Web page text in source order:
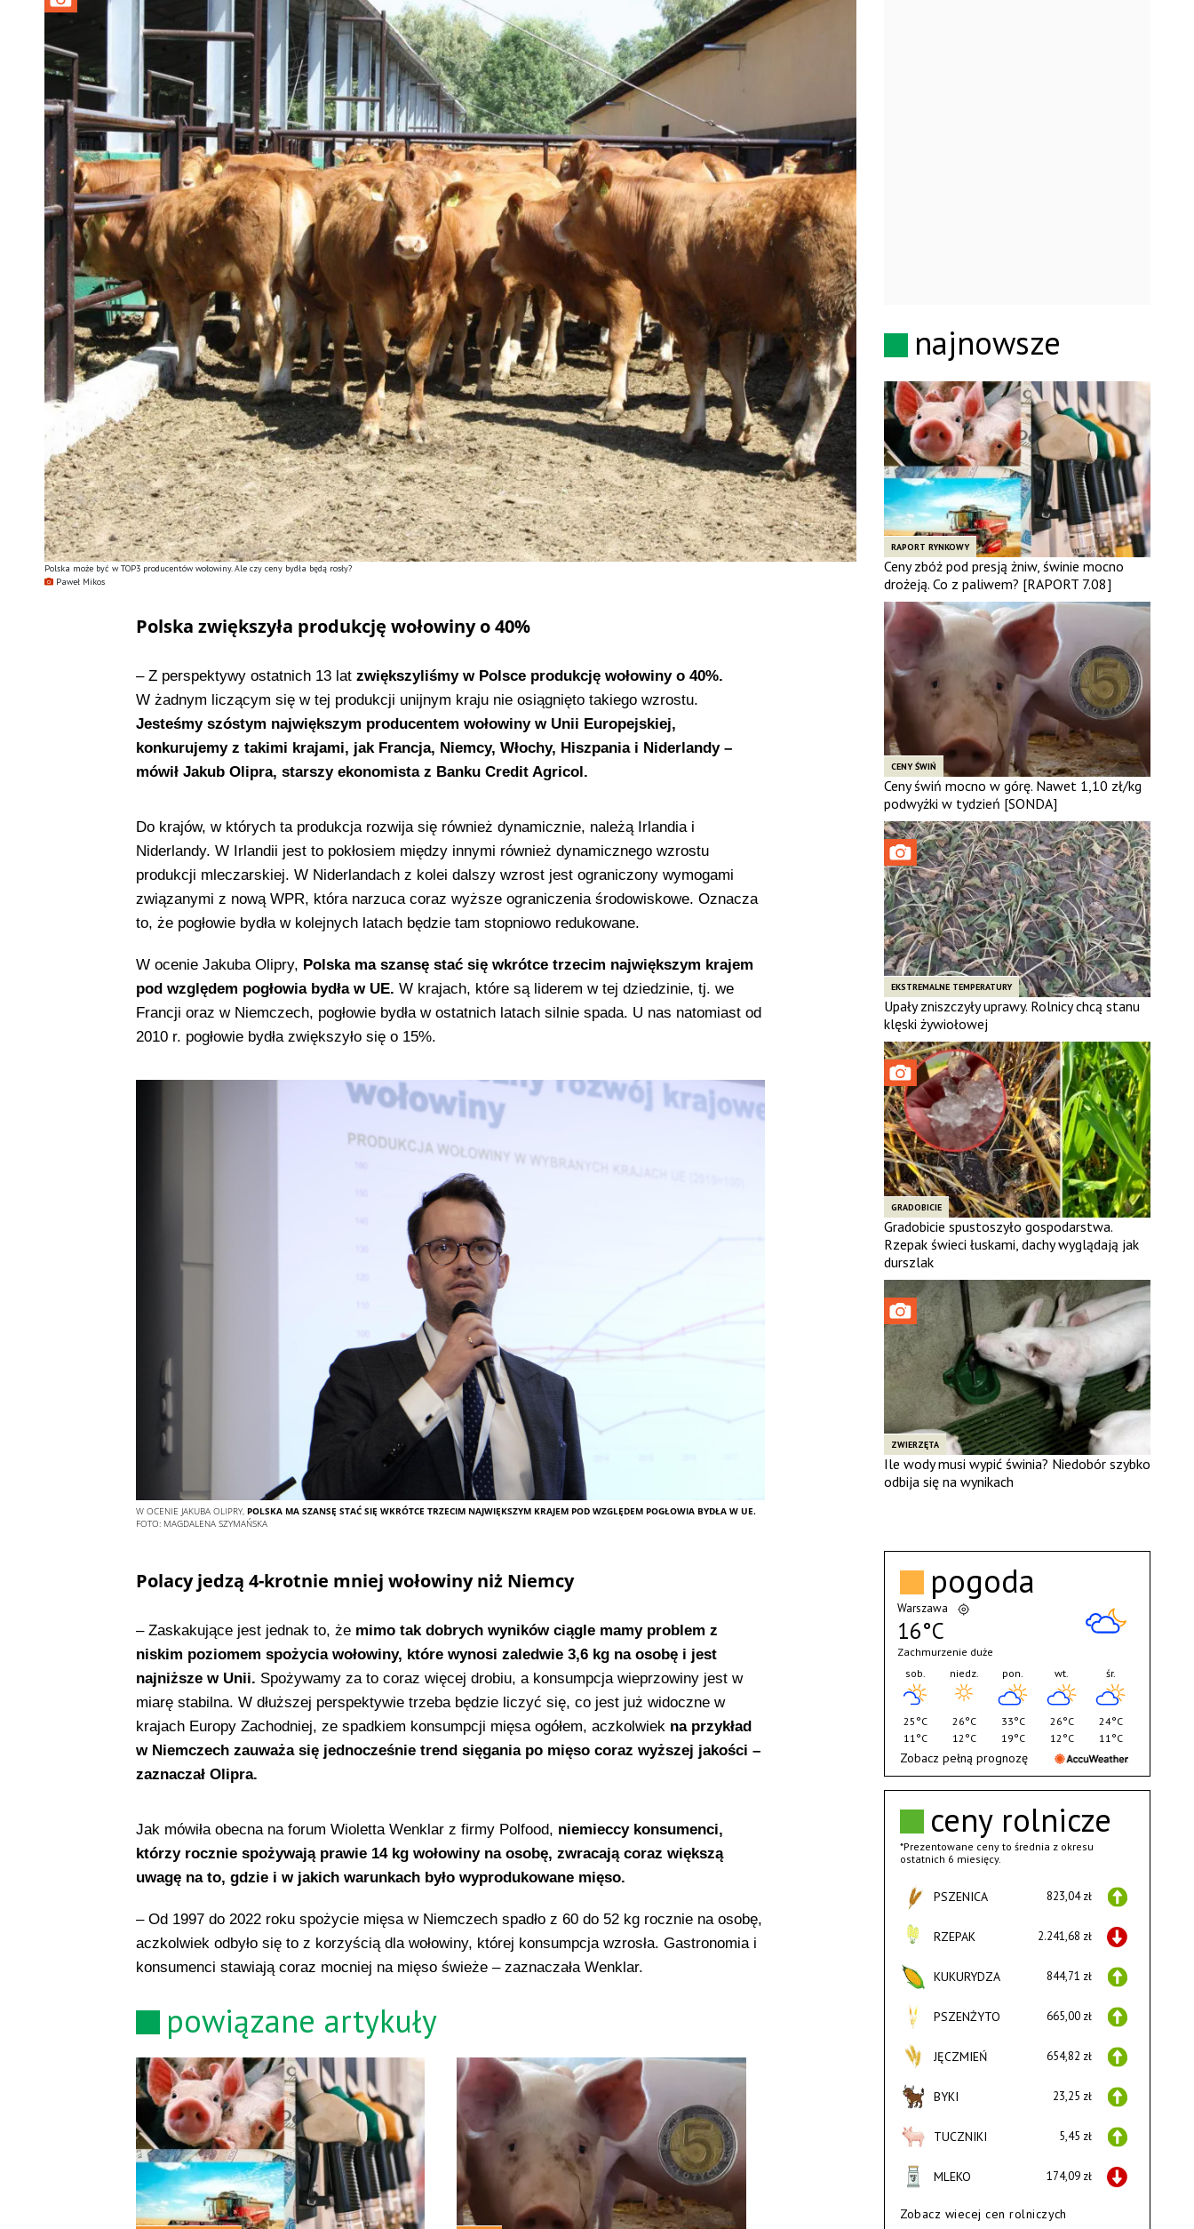
Polska może być w TOP3 producentów wołowiny. Ale czy ceny bydła będą rosły?
Paweł Mikos
Polska zwiększyła produkcję wołowiny o 40%
– Z perspektywy ostatnich 13 lat zwiększyliśmy w Polsce produkcję wołowiny o 40%.
W żadnym liczącym się w tej produkcji unijnym kraju nie osiągnięto takiego wzrostu.
Jesteśmy szóstym największym producentem wołowiny w Unii Europejskiej,
konkurujemy z takimi krajami, jak Francja, Niemcy, Włochy, Hiszpania i Niderlandy –
mówił Jakub Olipra, starszy ekonomista z Banku Credit Agricol.
Do krajów, w których ta produkcja rozwija się również dynamicznie, należą Irlandia i
Niderlandy. W Irlandii jest to pokłosiem między innymi również dynamicznego wzrostu
produkcji mleczarskiej. W Niderlandach z kolei dalszy wzrost jest ograniczony wymogami
związanymi z nową WPR, która narzuca coraz wyższe ograniczenia środowiskowe. Oznacza
to, że pogłowie bydła w kolejnych latach będzie tam stopniowo redukowane.
W ocenie Jakuba Olipry, Polska ma szansę stać się wkrótce trzecim największym krajem
pod względem pogłowia bydła w UE. W krajach, które są liderem w tej dziedzinie, tj. we
Francji oraz w Niemczech, pogłowie bydła w ostatnich latach silnie spada. U nas natomiast od
2010 r. pogłowie bydła zwiększyło się o 15%.
W OCENIE JAKUBA OLIPRY, POLSKA MA SZANSĘ STAĆ SIĘ WKRÓTCE TRZECIM NAJWIĘKSZYM KRAJEM POD WZGLĘDEM POGŁOWIA BYDŁA W UE.
FOTO: MAGDALENA SZYMAŃSKA
Polacy jedzą 4-krotnie mniej wołowiny niż Niemcy
– Zaskakujące jest jednak to, że mimo tak dobrych wyników ciąg­le mamy problem z
niskim poziomem spożycia wołowiny, które wynosi zaledwie 3,6 kg na osobę i jest
najniższe w Unii. Spożywamy za to coraz więcej drobiu, a konsumpcja wieprzowiny jest w
miarę stabilna. W dłuższej perspektywie trzeba będzie liczyć się, co jest już widoczne w
krajach Europy Zachodniej, ze spadkiem konsumpcji mięsa ogółem, aczkolwiek na przykład
w Niemczech zauważa się jednocześnie trend sięgania po mięso coraz wyższej jakości –
zaznaczał Olipra.
Jak mówiła obecna na forum Wioletta Wenklar z firmy Polfood, niemieccy konsumenci,
którzy rocznie spożywają prawie 14 kg wołowiny na osobę, zwracają coraz większą
uwagę na to, gdzie i w jakich warunkach było wyprodukowane mięso.
– Od 1997 do 2022 roku spożycie mięsa w Niemczech spadło z 60 do 52 kg rocznie na osobę,
aczkolwiek odbyło się to z korzyścią dla wołowiny, której konsumpcja wzrosła. Gastronomia i
konsumenci stawiają coraz mocniej na mięso świeże – zaznaczała Wenklar.
powiązane artykuły
najnowsze
RAPORT RYNKOWY
Ceny zbóż pod presją żniw, świnie mocno
drożeją. Co z paliwem? [RAPORT 7.08]
CENY ŚWIŃ
Ceny świń mocno w górę. Nawet 1,10 zł/kg
podwyżki w tydzień [SONDA]
EKSTREMALNE TEMPERATURY
Upały zniszczyły uprawy. Rolnicy chcą stanu
klęski żywiołowej
GRADOBICIE
Gradobicie spustoszyło gospodarstwa.
Rzepak świeci łuskami, dachy wyglądają jak
durszlak
ZWIERZĘTA
Ile wody musi wypić świnia? Niedobór szybko
odbija się na wynikach
ceny rolnicze
*Prezentowane ceny to średnia z okresu
ostatnich 6 miesięcy.
PSZENICA 823,04 zł
RZEPAK 2.241,68 zł
KUKURYDZA 844,71 zł
PSZENŻYTO 665,00 zł
JĘCZMIEŃ 654,82 zł
BYKI 23,25 zł
TUCZNIKI 5,45 zł
MLEKO 174,09 zł
Zobacz wiecej cen rolniczych
pogoda
Warszawa
16°C
Zachmurzenie duże
sob.
25°C
11°C
niedz.
26°C
12°C
pon.
33°C
19°C
wt.
26°C
12°C
śr.
24°C
11°C
Zobacz pełną prognozę